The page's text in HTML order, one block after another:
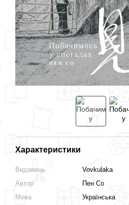
Характеристики
Видавець
Vovkulaka
Автор
Пен Со
Мова
Українська
Разом дешевше
Побачимось у спогадах